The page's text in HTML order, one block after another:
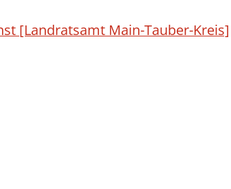
[Landratsamt Main-Tauber-Kreis]